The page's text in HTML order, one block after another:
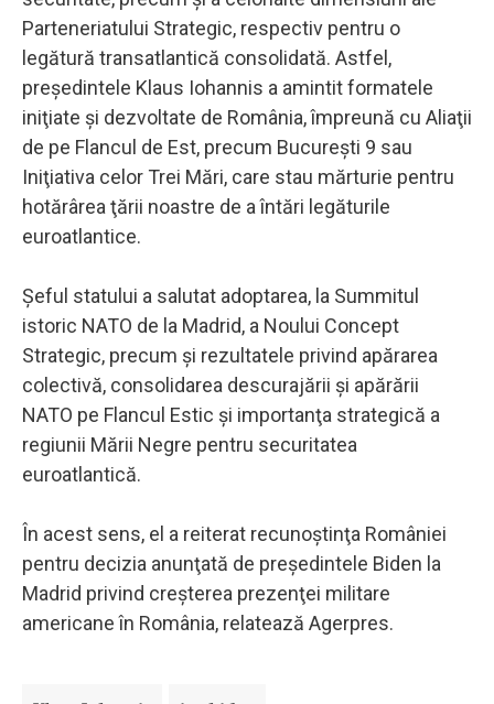
Parteneriatului Strategic, respectiv pentru o
legătură transatlantică consolidată. Astfel,
preşedintele Klaus Iohannis a amintit formatele
iniţiate şi dezvoltate de România, împreună cu Aliaţii
de pe Flancul de Est, precum Bucureşti 9 sau
Iniţiativa celor Trei Mări, care stau mărturie pentru
hotărârea ţării noastre de a întări legăturile
euroatlantice.
Şeful statului a salutat adoptarea, la Summitul
istoric NATO de la Madrid, a Noului Concept
Strategic, precum şi rezultatele privind apărarea
colectivă, consolidarea descurajării şi apărării
NATO pe Flancul Estic şi importanţa strategică a
regiunii Mării Negre pentru securitatea
euroatlantică.
În acest sens, el a reiterat recunoştinţa României
pentru decizia anunţată de preşedintele Biden la
Madrid privind creşterea prezenţei militare
americane în România, relatează Agerpres.